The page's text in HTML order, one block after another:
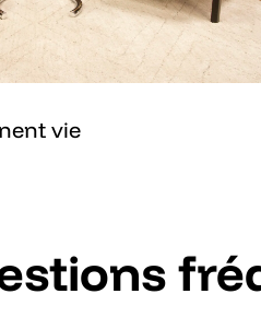
vie